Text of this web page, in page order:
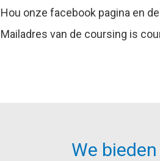
Hou onze facebook pagina en
Mailadres van de coursing is
We